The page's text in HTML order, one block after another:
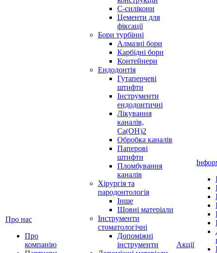
Про нас
Про
компанію
С-силікони
Цементи для
фіксації
Бори турбінні
Алмазні бори
Карбідні бори
Контейнери
Ендодонтія
Гутаперчеві
штифти
Інструменти
ендодонтичні
Лікування
каналів,
Ca(OH)2
Обробка каналів
Паперові
штифти
Пломбування
каналів
Хірургія та
пародонтологія
Інше
Шовні матеріали
Інструменти
стоматологічні
Допоміжні
інструменти
Акції